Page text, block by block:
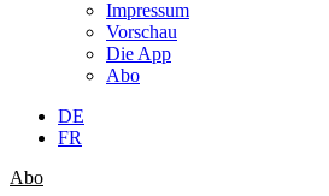
Impressum
Vorschau
Die App
Abo
DE
FR
Abo